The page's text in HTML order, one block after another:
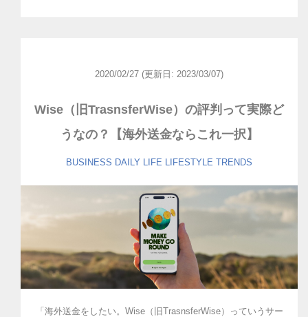
2020/02/27 (更新日: 2023/03/07)
Wise（旧TrasnsferWise）の評判って実際ど
うなの？【海外送金ならこれ一択】
BUSINESS DAILY LIFE LIFESTYLE TRENDS
「海外送金をしたい。Wise（旧TrasnsferWise）っていうサー